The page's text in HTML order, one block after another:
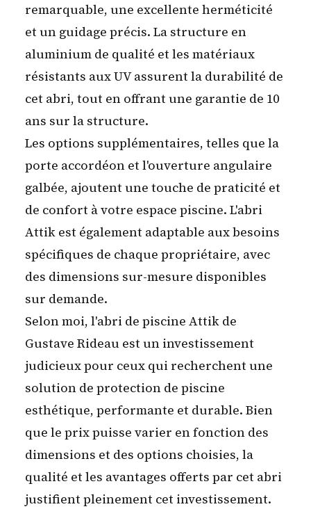
remarquable, une excellente herméticité
et un guidage précis. La structure en
aluminium de qualité et les matériaux
résistants aux UV assurent la durabilité de
cet abri, tout en offrant une garantie de 10
ans sur la structure.
Les options supplémentaires, telles que la
porte accordéon et l'ouverture angulaire
galbée, ajoutent une touche de praticité et
de confort à votre espace piscine. L'abri
Attik est également adaptable aux besoins
spécifiques de chaque propriétaire, avec
des dimensions sur-mesure disponibles
sur demande.
Selon moi, l'abri de piscine Attik de
Gustave Rideau est un investissement
judicieux pour ceux qui recherchent une
solution de protection de piscine
esthétique, performante et durable. Bien
que le prix puisse varier en fonction des
dimensions et des options choisies, la
qualité et les avantages offerts par cet abri
justifient pleinement cet investissement.